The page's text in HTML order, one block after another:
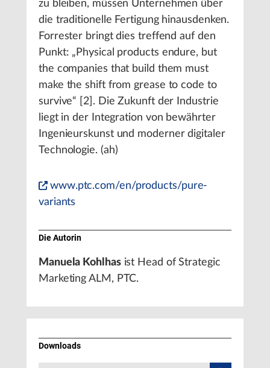
zu bleiben, müssen Unternehmen über
die traditionelle Fertigung hinausdenken.
Forrester bringt dies treffend auf den
Punkt: „Physical products endure, but
the companies that build them must
make the shift from grease to code to
survive“ [2]. Die Zukunft der Industrie
liegt in der Integration von bewährter
Ingenieurskunst und moderner digitaler
Technologie. (ah)
www.ptc.com/en/products/pure-
variants
Die Autorin
Manuela Kohlhasist Head of Strategic
Marketing ALM, PTC.
Downloads